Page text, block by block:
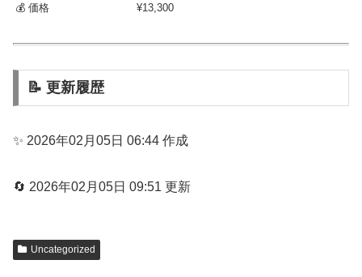
💰 価格
¥13,300
📝 更新履歴
✨ 2026年02月05日 06:44 作成
🔄 2026年02月05日 09:51 更新
Uncategorized